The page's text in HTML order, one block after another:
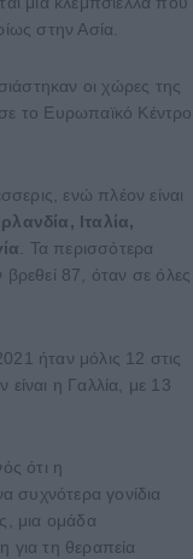
στην Ασία.
οι χώρες της
το Ευρωπαϊκό Κέντρο
ενώ πλέον είναι
Ιταλία,
. Τα περισσότερα
87, όταν σε όλες
ήταν μόλις 12 στις
η Γαλλία, με 13
ότι η
συχνότερα γονίδια
μια ομάδα
για τη θεραπεία